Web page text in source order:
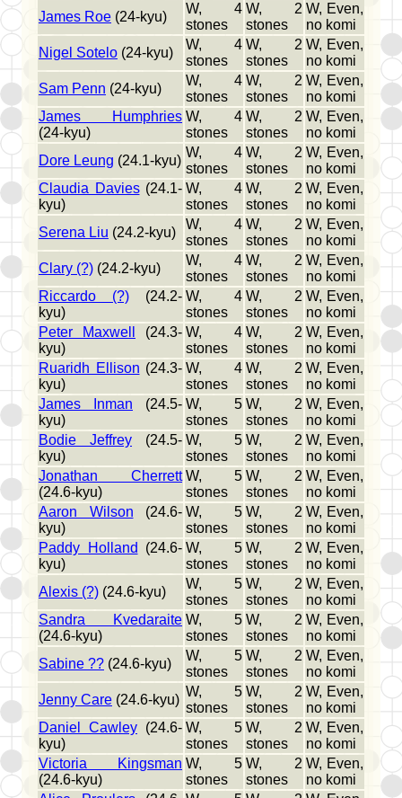
James Roe (24-kyu)
W, 4
stones
W, 2
stones
W, Even,
no komi
Nigel Sotelo (24-kyu)
W, 4
stones
W, 2
stones
W, Even,
no komi
Sam Penn (24-kyu)
W, 4
stones
W, 2
stones
W, Even,
no komi
James Humphries
(24-kyu)
W, 4
stones
W, 2
stones
W, Even,
no komi
Dore Leung (24.1-kyu)
W, 4
stones
W, 2
stones
W, Even,
no komi
Claudia Davies(24.1-
kyu)
W, 4
stones
W, 2
stones
W, Even,
no komi
Serena Liu (24.2-kyu)
W, 4
stones
W, 2
stones
W, Even,
no komi
Clary (?) (24.2-kyu)
W, 4
stones
W, 2
stones
W, Even,
no komi
Riccardo (?) (24.2-
kyu)
W, 4
stones
W, 2
stones
W, Even,
no komi
Peter Maxwell
(24.3-
kyu)
W, 4
stones
W, 2
stones
W, Even,
no komi
Ruaridh Ellison (24.3-
kyu)
W, 4
stones
W, 2
stones
W, Even,
no komi
James Inman (24.5-
kyu)
W, 5
stones
W, 2
stones
W, Even,
no komi
Bodie Jeffrey (24.5-
kyu)
W, 5
stones
W, 2
stones
W, Even,
no komi
Jonathan Cherrett
(24.6-kyu)
W, 5
stones
W, 2
stones
W, Even,
no komi
Aaron Wilson (24.6-
kyu)
W, 5
stones
W, 2
stones
W, Even,
no komi
Paddy Holland (24.6-
kyu)
W, 5
stones
W, 2
stones
W, Even,
no komi
Alexis (?) (24.6-kyu)
W, 5
stones
W, 2
stones
W, Even,
no komi
Sandra Kvedaraite
(24.6-kyu)
W, 5
stones
W, 2
stones
W, Even,
no komi
Sabine ?? (24.6-kyu)
W, 5
stones
W, 2
stones
W, Even,
no komi
Jenny Care (24.6-kyu)
W, 5
stones
W, 2
stones
W, Even,
no komi
Daniel Cawley (24.6-
kyu)
W, 5
stones
W, 2
stones
W, Even,
no komi
Victoria Kingsman
(24.6-kyu)
W, 5
stones
W, 2
stones
W, Even,
no komi